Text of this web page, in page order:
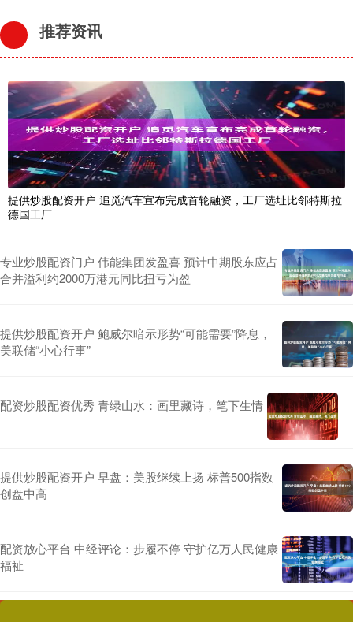
推荐资讯
提供炒股配资开户 追觅汽车宣布完成首轮融资，工厂选址比邻特斯拉
德国工厂
专业炒股配资门户 伟能集团发盈喜 预计中期股东应占
合并溢利约2000万港元同比扭亏为盈
提供炒股配资开户 鲍威尔暗示形势“可能需要”降息，
美联储“小心行事”
配资炒股配资优秀 青绿山水：画里藏诗，笔下生情
提供炒股配资开户 早盘：美股继续上扬 标普500指数
创盘中高
配资放心平台 中经评论：步履不停 守护亿万人民健康
福祉